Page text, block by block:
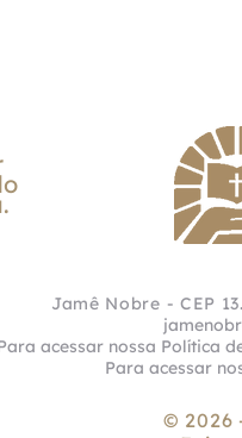
Jamê Nobre - CEP
acessar nossa Política
Para acessar
© 2026